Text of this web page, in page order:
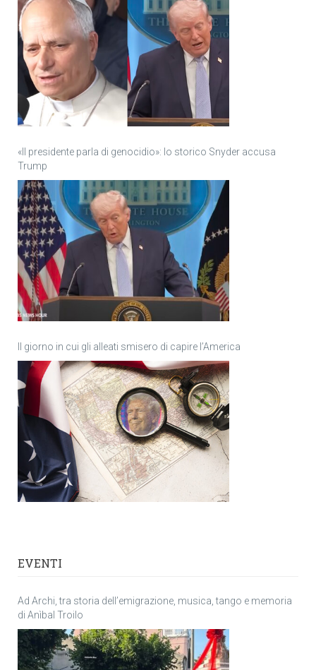
«Il presidente parla di genocidio»: lo storico Snyder accusa
Trump
Il giorno in cui gli alleati smisero di capire l’America
EVENTI
Ad Archi, tra storia dell’emigrazione, musica, tango e memoria
di Anìbal Troilo